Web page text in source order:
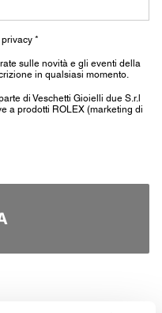
*
sulle novità e gli eventi della
in qualsiasi momento.
di Veschetti Gioielli due S.r.l
a prodotti ROLEX (marketing di